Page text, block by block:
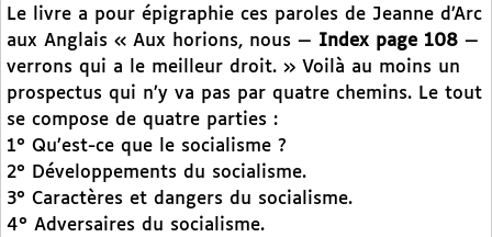
Le livre a pour épigraphie ces paroles de Jeanne d’Arc
aux Anglais « Aux horions, nous — Index page 108 —
verrons qui a le meilleur droit. » Voilà au moins un
prospectus qui n’y va pas par quatre chemins. Le tout
se compose de quatre parties :
1° Qu’est-ce que le socialisme ?
2° Développements du socialisme.
3° Caractères et dangers du socialisme.
4° Adversaires du socialisme.